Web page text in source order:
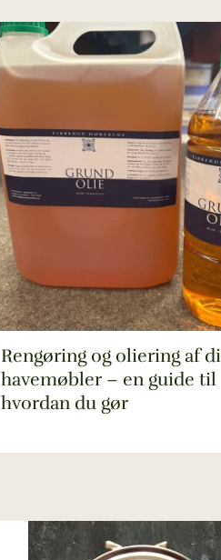
Rengøring og oliering af
havemøbler – en guide til
hvordan du gør